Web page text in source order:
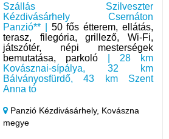
Szállás Szilveszter
Kézdivásárhely Csernáton
Panzió** | 50 fős étterem, ellátás,
terasz, filegória, grillező, Wi-Fi,
játszótér, népi mesterségek
bemutatása, parkoló | 28 km
Kovásznai-sípálya, 32 km
Bálványosfürdő, 43 km Szent
Anna tó
Panzió Kézdivásárhely, Kovászna
megye